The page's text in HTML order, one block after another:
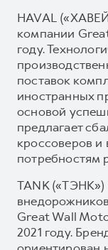
HAVAL
компании
году.
поставок
иностранных
основой
предлагает
кроссоверов
потребностям
TANK
Great Wall
2021 году.